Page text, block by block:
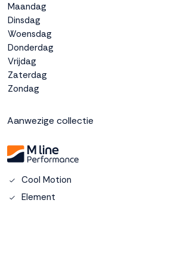
binnen en buiten
onze website te
volgen. Dat doen we
legitiem en belangrijk,
anoniem. Meer
weten? Lees
dit overzicht
lees hier onze privacy
accepteren geef je
toestemming voor
onze marketing
cookies. Kies je voor
Weigeren? Dan
Maandag
Dinsdag
Woensdag
Donderdag
Vrijdag
Zaterdag
Zondag
Aanwezige collectie
Cool Motion
Element